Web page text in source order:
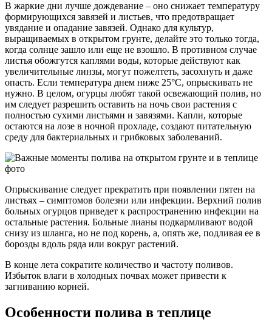
В жаркие дни лучше дождевание – оно снижает температуру
формирующихся завязей и листьев, что предотвращает
увядание и опадание завязей. Однако для культур,
выращиваемых в открытом грунте, делайте это только тогда,
когда солнце зашло или еще не взошло. В противном случае
листья обожгутся каплями воды, которые действуют как
увеличительные линзы, могут пожелтеть, засохнуть и даже
опасть. Если температура днем ​​ниже 25°С, опрыскивать не
нужно. В целом, огурцы любят такой освежающий полив, но
им следует разрешить оставить на ночь свои растения с
полностью сухими листьями и завязями. Капли, которые
остаются на лозе в ночной прохладе, создают питательную
среду для бактериальных и грибковых заболеваний.
Опрыскивание следует прекратить при появлении пятен на
листьях – симптомов болезни или инфекции. Верхний полив
больных огурцов приведет к распространению инфекции на
остальные растения. Больные лианы подкармливают водой
снизу из шланга, но не под корень, а, опять же, подливая ее в
борозды вдоль ряда или вокруг растений.
В конце лета сократите количество и частоту поливов.
Избыток влаги в холодных почвах может привести к
загниванию корней.
Особенности полива в теплице